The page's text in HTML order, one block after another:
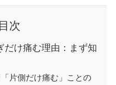
目次
だけ痛む理由：まず知
片側だけ痛む」ことの